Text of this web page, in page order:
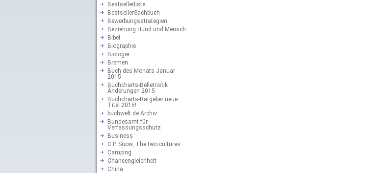
Bestsellerliste
BestsellerSachbuch
Bewerbungsstrategien
Beziehung Hund und Mensch
Bibel
Biographie
Biologie
Bremen
Buch des Monats Januar
2015
Buchcharts-Belletristik
Änderungen 2015
Buchcharts-Ratgeber neue
Titel 2015!
buchwelt.de Archiv
Bundesamt für
Verfassungsschutz
Business
C.P. Snow, The two cultures
Camping
Chancengleichheit
China